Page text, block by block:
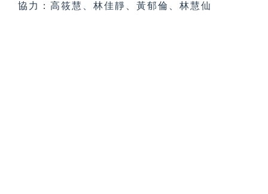
協力：高筱慧、林佳靜、黃郁倫、林慧仙